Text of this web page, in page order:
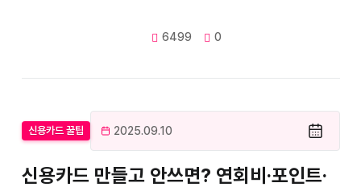
6499 0
신용카드 꿀팁 2025.09.10
신용카드 만들고 안쓰면? 연회비·포인트·